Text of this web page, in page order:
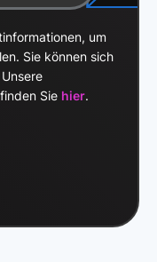
um
Sie können sich
Sie hier.